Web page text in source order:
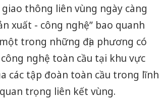
thông liên vùng ngày càng
xuất - công nghệ” bao quanh
trong những địa phương có
nghệ toàn cầu tại khu vực
các tập đoàn toàn cầu trong lĩnh
trọng liên kết vùng.
sản
bảo vệ
kinh
Công
tìm bị
án sản
bán yến